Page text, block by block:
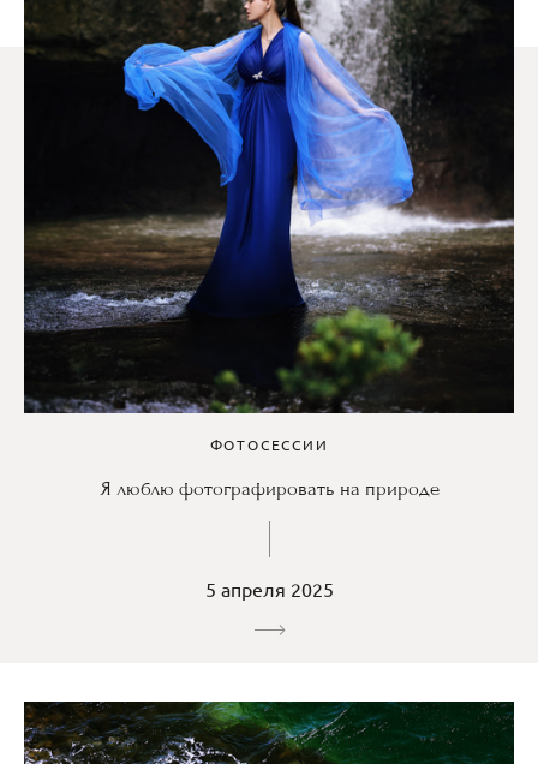
ФОТОСЕССИИ
Я люблю фотографировать на природе
5 апреля 2025